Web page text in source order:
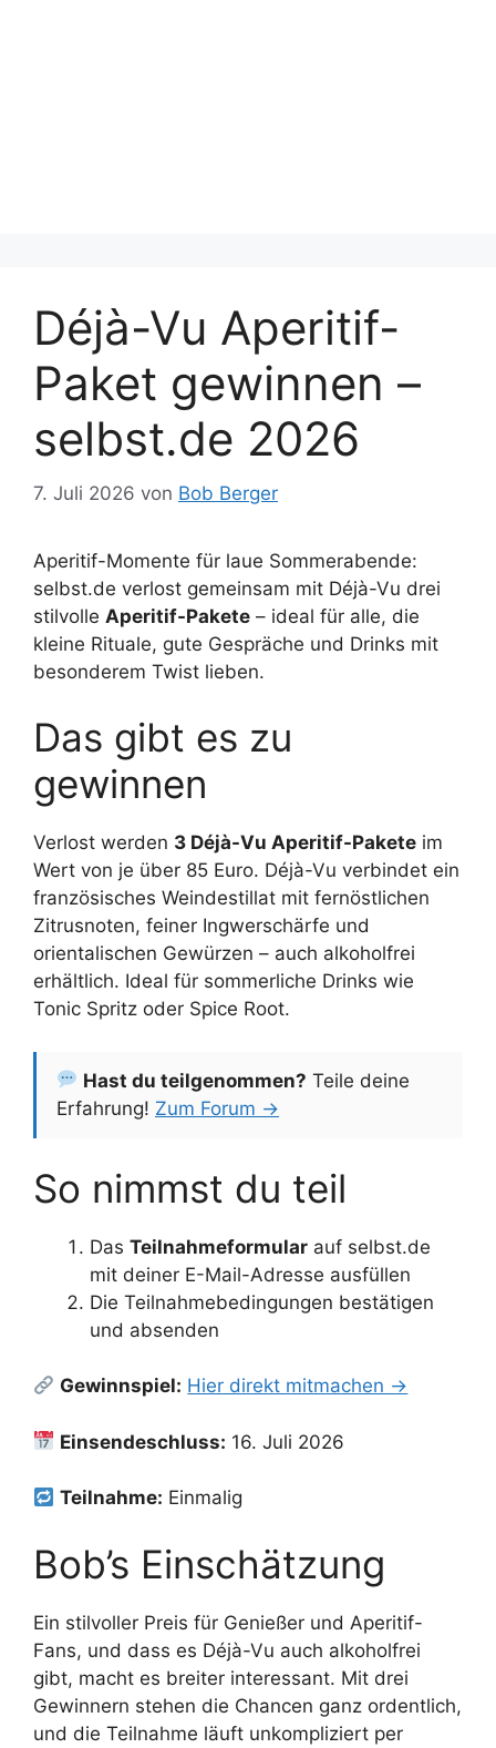
Déjà-Vu Aperitif-
Paket gewinnen –
selbst.de 2026
7. Juli 2026 von Bob Berger
Aperitif-Momente für laue Sommerabende:
selbst.de verlost gemeinsam mit Déjà-Vu drei
stilvolle Aperitif-Pakete – ideal für alle, die
kleine Rituale, gute Gespräche und Drinks mit
besonderem Twist lieben.
Das gibt es zu
gewinnen
Verlost werden 3 Déjà-Vu Aperitif-Pakete im
Wert von je über 85 Euro. Déjà-Vu verbindet ein
französisches Weindestillat mit fernöstlichen
Zitrusnoten, feiner Ingwerschärfe und
orientalischen Gewürzen – auch alkoholfrei
erhältlich. Ideal für sommerliche Drinks wie
Tonic Spritz oder Spice Root.
Hast du teilgenommen? Teile deine
Erfahrung! Zum Forum →
So nimmst du teil
Das Teilnahmeformular auf selbst.de
mit deiner E-Mail-Adresse ausfüllen
Die Teilnahmebedingungen bestätigen
und absenden
Gewinnspiel: Hier direkt mitmachen →
Einsendeschluss: 16. Juli 2026
Teilnahme: Einmalig
Bob’s Einschätzung
Ein stilvoller Preis für Genießer und Aperitif-
Fans, und dass es Déjà-Vu auch alkoholfrei
gibt, macht es breiter interessant. Mit drei
Gewinnern stehen die Chancen ganz ordentlich,
und die Teilnahme läuft unkompliziert per